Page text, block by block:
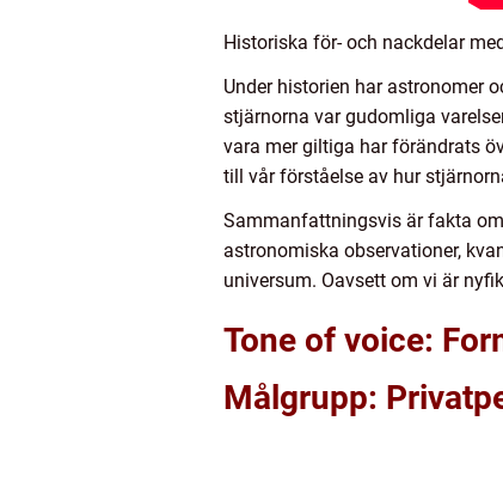
Historiska för- och nackdelar
Under historien har astronomer
stjärnorna var gudomliga
vara mer giltiga har förändrats
till vår förståelse av hur
Sammanfattningsvis är fakta
astronomiska observationer,
universum. Oavsett om vi är
Tone of voice:
Målgrupp: